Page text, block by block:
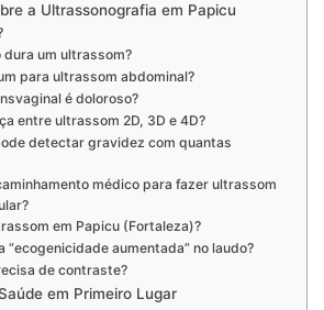
a Ultrassonografia em Papicu
dura um ultrassom?
para ultrassom abdominal?
é doloroso?
entre ultrassom 2D, 3D e 4D?
detectar gravidez com quantas
médico para fazer ultrassom
em Papicu (Fortaleza)?
“ecogenicidade aumentada” no laudo?
de contraste?
em Primeiro Lugar